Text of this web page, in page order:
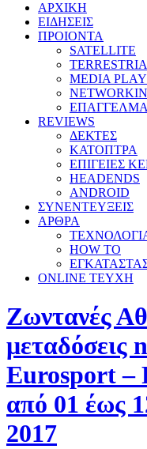
ΑΡΧΙΚΗ
ΕΙΔΗΣΕΙΣ
ΠΡΟΙΟΝΤΑ
SATELLITE
MEDIA
REVIEWS
ΔΕΚΤΕΣ
ΚΑΤΟΠΤΡΑ
ΕΠΙΓΕΙΕΣ
HEADENDS
ANDROID
ΣΥΝΕΝΤΕΥΞΕΙΣ
ΑΡΘΡΑ
HOW TO
ONLINE TEYXH
Ζωντανές
μεταδόσεις
Eurosport –
από 01 έως
2017